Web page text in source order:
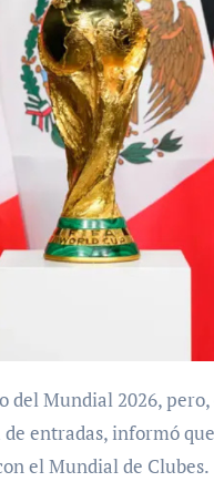
entradas, informó
el Mundial de Clubes.